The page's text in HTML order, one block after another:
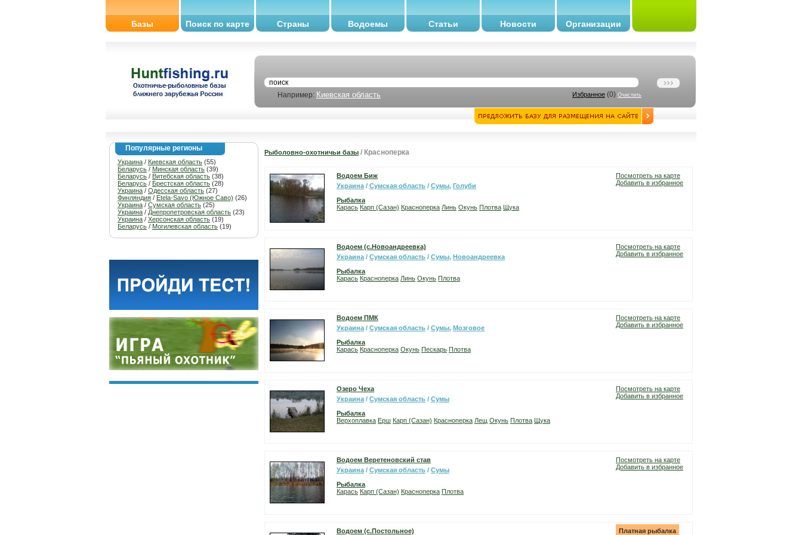
Базы Поиск по карте Страны Водоемы Статьи Новости Организации
Например: Киевская область Избранное (0) Очистить
Популярные регионы
Украина / Киевская область (55)
Беларусь / Минская область (39)
Беларусь / Витебская область (38)
Беларусь / Брестская область (28)
Украина / Одесская область (27)
Финляндия / Etela-Savo (Южное Саво) (26)
Украина / Сумская область (25)
Украина / Днепропетровская область (23)
Украина / Херсонская область (19)
Беларусь / Могилевская область (19)
Рыболовно-охотничьи базы / Красноперка
Водоем Биж
Украина / Сумская область / Сумы, Голуби
Рыбалка
Карась Карп (Сазан) Красноперка Линь Окунь Плотва Щука
Посмотреть на карте
Добавить в избранное
Водоем (с.Новоандреевка)
Украина / Сумская область / Сумы, Новоандреевка
Рыбалка
Карась Красноперка Линь Окунь Плотва
Посмотреть на карте
Добавить в избранное
Водоем ПМК
Украина / Сумская область / Сумы, Мозговое
Рыбалка
Карась Красноперка Окунь Пескарь Плотва
Посмотреть на карте
Добавить в избранное
Озеро Чеха
Украина / Сумская область / Сумы
Рыбалка
Верхоплавка Ерш Карп (Сазан) Красноперка Лещ Окунь Плотва Щука
Посмотреть на карте
Добавить в избранное
Водоем Веретеновский став
Украина / Сумская область / Сумы
Рыбалка
Карась Карп (Сазан) Красноперка Плотва
Посмотреть на карте
Добавить в избранное
Водоем (с.Постольное) Платная рыбалка